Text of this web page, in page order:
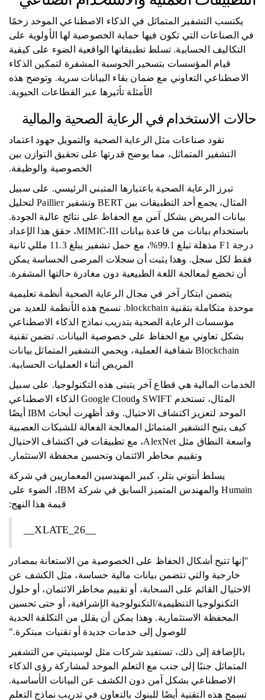
يكتسب التشفير المتماثل في الذكاء الاصطناعي الموحد زخمًا
في الصناعات التي تكون فيها حماية الخصوصية لها الأولوية على
التكاليف الحسابية. تسلط تطبيقاتها الواقعية الضوء على كيفية
قيام المؤسسات بتسخير الحوسبة المشفرة لتمكين الذكاء
الاصطناعي التعاوني مع ضمان بقاء البيانات سرية. وتوضح هذه
الأمثلة تأثيرها عبر القطاعات الحيوية.
حالات الاستخدام في الرعاية الصحية والمالية
تقود صناعات مثل الرعاية الصحية والتمويل جهود اعتماد
التشفير المتماثل، مما يوضح قدرتها على تحقيق التوازن بين
الخصوصية والوظيفة.
تبرز الرعاية الصحية باعتبارها المتبني الرئيسي. على سبيل
المثال، يجمع أحد التطبيقات بين BERT وتشفير Paillier لتحليل
بيانات المريض بشكل آمن مع الحفاظ على نتائج عالية الجودة.
باستخدام بيانات من قاعدة بيانات MIMIC-III، حقق هذا الإعداد
درجة F1 مذهلة تبلغ 99.1%، مع حمل تشفير يبلغ 11.3 مللي ثانية
فقط لكل سجل. وهذا يثبت أن سجلات المرضى الحساسة يمكن
أن تخضع لمعالجة اللغة الطبيعية دون مغادرة حالتها المشفرة.
يتضمن ابتكار آخر في مجال الرعاية الصحية أنظمة تعليمية
موحدة متكاملة بتقنية blockchain. تسمح هذه الأنظمة للعديد من
مؤسسات الرعاية الصحية بتدريب نماذج الذكاء الاصطناعي
بشكل تعاوني مع الحفاظ على خصوصية البيانات. تضمن تقنية
Blockchain شفافية العملية، ويحمي التشفير المتماثل بيانات
المريض أثناء العمليات الحسابية.
الخدمات المالية هي قطاع آخر يتبنى هذه التكنولوجيا. على سبيل
المثال، تستخدم SWIFT وGoogle Cloud الذكاء الاصطناعي
الموحد لتعزيز اكتشاف الاحتيال. وقد أظهرت أبحاث IBM أيضًا
كيف يتيح التشفير المتماثل المعالجة الفعالة للشبكات العصبية
واسعة النطاق مثل AlexNet، مع تطبيقات في اكتشاف الاحتيال
وتقييم مخاطر الائتمان وتحسين محفظة الاستثمار.
يسلط أنتوني بتلر، كبير المهندسين المعماريين في شركة
Humain والمهندس المتميز السابق في شركة IBM، الضوء على
قيمة هذا النهج:
__XLATE_26__
"إنها تتيح أشكال الحفاظ على الخصوصية من الاستعانة بمصادر
خارجية والتي تتضمن بيانات مالية حساسة، مثل الكشف عن
الاحتيال القائم على السحابة، أو تقييم مخاطر الائتمان، أو حلول
التكنولوجيا التنظيمية/التكنولوجية الإشرافية، أو حتى تحسين
المحفظة الاستثمارية. وهذا يمكن أن يقلل من التكلفة الحدية
للوصول إلى خدمات جديدة أو تقنيات مبتكرة."
بالإضافة إلى ذلك، تستفيد شركات مثل لوسينيتي من التشفير
المتماثل جنبًا إلى جنب مع التعلم الموحد لمشاركة رؤى الذكاء
الاصطناعي بشكل آمن دون الكشف عن البيانات الأساسية.
تسمح هذه التقنية أيضًا للبنوك بالتعاون في تدريب نماذج التعلم